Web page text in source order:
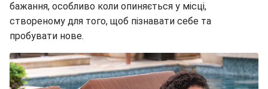
бажання, особливо коли опиняється у місці,
створеному для того, щоб пізнавати себе та
пробувати нове.